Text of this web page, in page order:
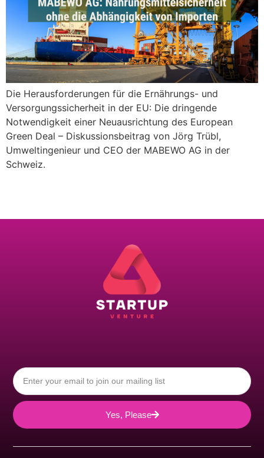
Die Herausforderungen für die Ernährungs- und
Versorgungssicherheit in der EU: Die dringende
Notwendigkeit einer Neuausrichtung des European
Green Deal – Diskussionsbeitrag von Jörg Trübl,
Umweltingenieur und CEO der MABEWO AG in der
Schweiz.
Yes, Please